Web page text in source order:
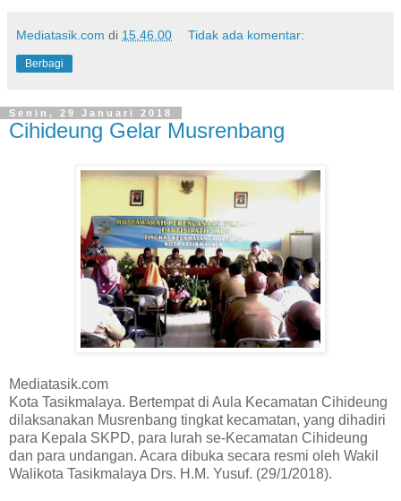
Mediatasik.com di 15.46.00 Tidak ada komentar:
Berbagi
Senin, 29 Januari 2018
Cihideung Gelar Musrenbang
Mediatasik.com
Kota Tasikmalaya. Bertempat di Aula Kecamatan Cihideung
dilaksanakan Musrenbang tingkat kecamatan, yang dihadiri
para Kepala SKPD, para lurah se-Kecamatan Cihideung
dan para undangan. Acara dibuka secara resmi oleh Wakil
Walikota Tasikmalaya Drs. H.M. Yusuf. (29/1/2018).